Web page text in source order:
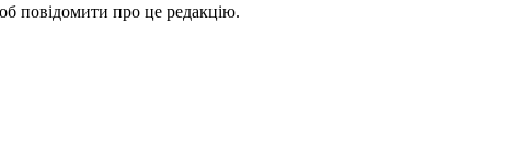
повідомити про це редакцію.